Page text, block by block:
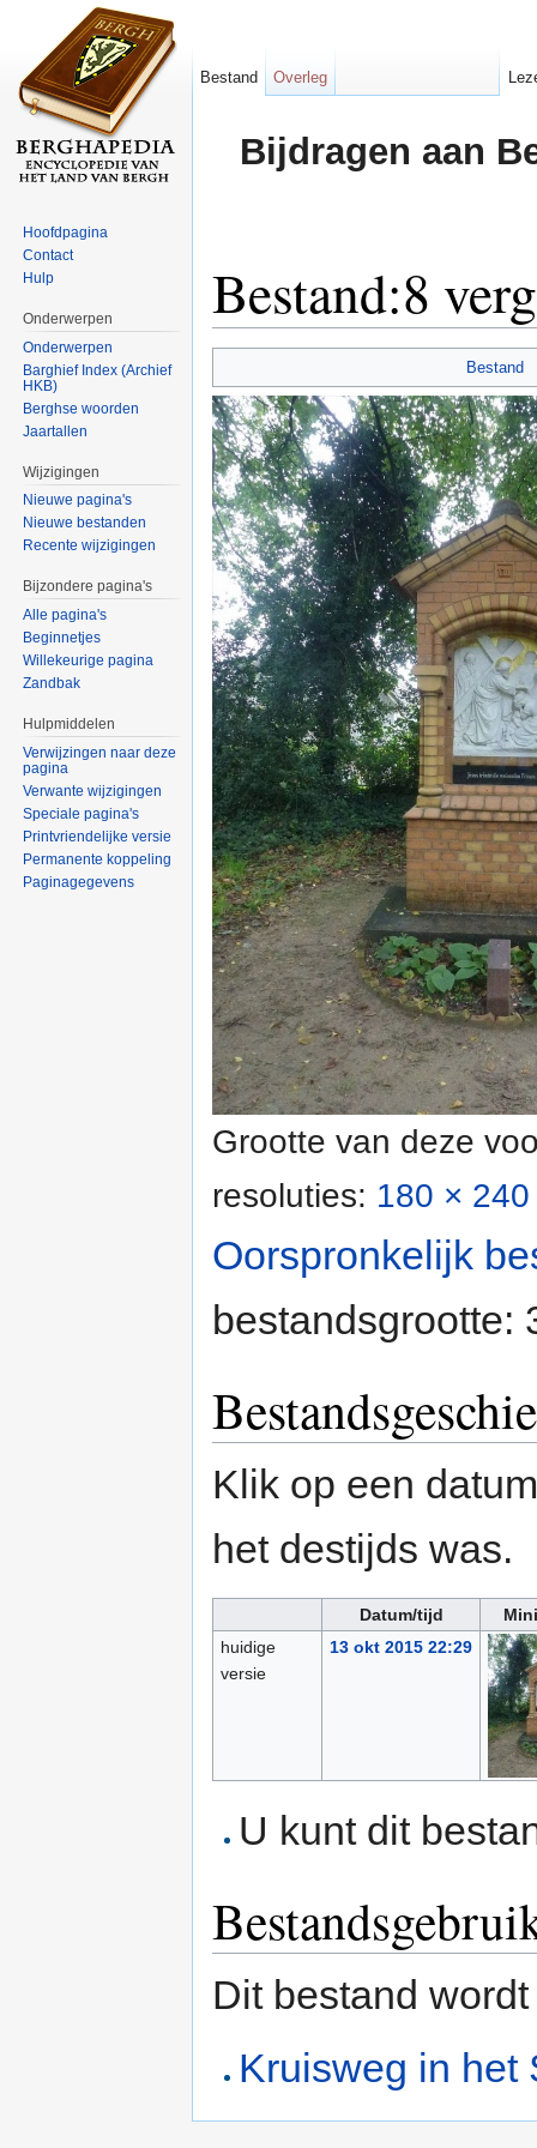
Bijdragen aan
Bestand:8
Bestand
Grootte van deze
resoluties: 180 ×
Oorspronkelijk
bestandsgrootte:
Klik op een
het destijds was.
Datum/tijd
huidige
versie
13 okt 2015 22:29
U kunt dit
Dit bestand
Kruisweg in het
Bestand Overleg
Hoofdpagina
Contact
Hulp
Onderwerpen
Onderwerpen
Barghief Index (Archief
HKB)
Berghse woorden
Jaartallen
Wijzigingen
Nieuwe pagina's
Nieuwe bestanden
Recente wijzigingen
Bijzondere pagina's
Alle pagina's
Beginnetjes
Willekeurige pagina
Zandbak
Hulpmiddelen
Verwijzingen naar deze
pagina
Verwante wijzigingen
Speciale pagina's
Printvriendelijke versie
Permanente koppeling
Paginagegevens